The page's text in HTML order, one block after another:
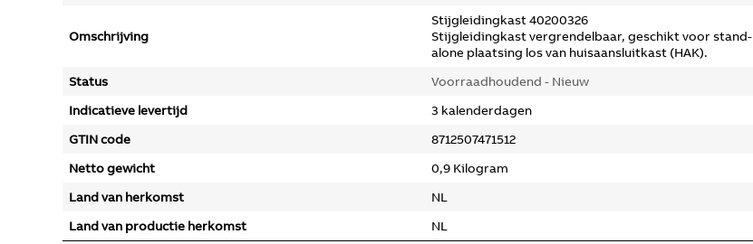
Omschrijving
Stijgleidingkast 40200326
Stijgleidingkast vergrendelbaar, geschikt voor stand-
alone plaatsing los van huisaansluitkast (HAK).
Status
Voorraadhoudend - Nieuw
Indicatieve levertijd
3 kalenderdagen
GTIN code
8712507471512
Netto gewicht
0,9 Kilogram
Land van herkomst
NL
Land van productie herkomst
NL